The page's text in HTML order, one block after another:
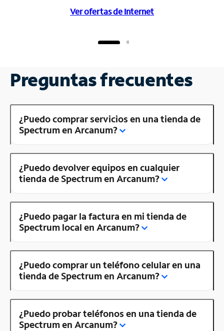
Ver ofertas de Internet
Preguntas frecuentes
¿Puedo comprar servicios en una tienda de
Spectrum en Arcanum?
¿Puedo devolver equipos en cualquier
tienda de Spectrum en Arcanum?
¿Puedo pagar la factura en mi tienda de
Spectrum local en Arcanum?
¿Puedo comprar un teléfono celular en una
tienda de Spectrum en Arcanum?
¿Puedo probar teléfonos en una tienda de
Spectrum en Arcanum?